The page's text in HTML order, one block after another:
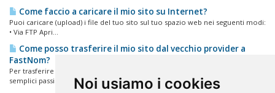
Noi usiamo i cookies
Come faccio a caricare il mio sito su Internet?
Puoi caricare (upload) i file del tuo sito sul tuo spazio web nei seguenti modi:
• Via FTP Apri...
Come posso trasferire il mio sito dal vecchio provider a
FastNom?
Per trasferire in sicurezza il tuo sito, senza perdita di dati, segui questi
semplici passi:...